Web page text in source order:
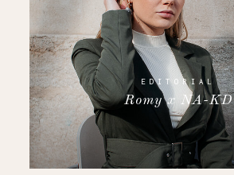
EDITORIAL
Romy x NA-KD